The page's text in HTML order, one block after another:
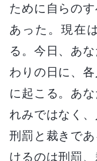
ために自らの
あった。現在
る。今日、あ
わりの日に、
に起こる。あ
れみではなく
刑罰と裁きで
けるのは刑罰